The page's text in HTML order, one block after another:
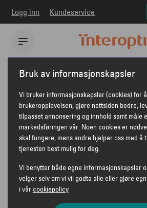
Logg inn Kundeservice
Interoptik Briller Ray-Ban briller
RAY-BAN
Bruk av informasjonskapsler
Vi bruker informasjonskapsler (cookies) for
brukeropplevelsen, gjøre nettsiden bedre,
tilpasset annonsering og innhold samt måle
markedsføringen vår. Noen cookies er
skal fungere, mens andre hjelper oss med å
tjenesten best mulig for deg.
Vi benytter både egne informasjonskapsler
velger selv om vi vil godta alle eller gjøre
i vår cookiepolicy